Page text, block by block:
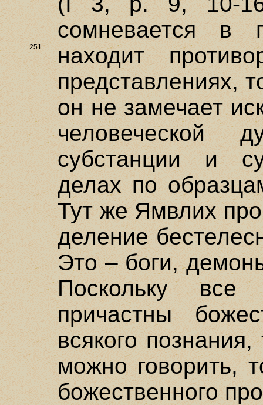
сомневается в
находит
251
представлениях,
он не замечает
субстанции и
делах по
Тут же Ямвлих
деление
Это – боги,
Поскольку
причастны
всякого
можно говорить,
божественного